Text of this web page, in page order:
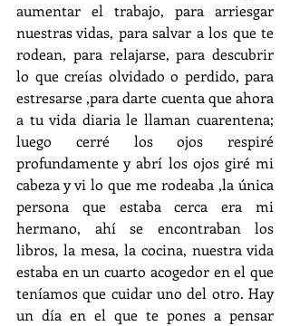
aumentar el trabajo, para arriesgar
nuestras vidas, para salvar a los que te
rodean, para relajarse, para descubrir
lo que creías olvidado o perdido, para
estresarse ,para darte cuenta que ahora
a tu vida diaria le llaman cuarentena;
luego cerré los ojos respiré
profundamente y abrí los ojos giré mi
cabeza y vi lo que me rodeaba ,la única
persona que estaba cerca era mi
hermano, ahí se encontraban los
libros, la mesa, la cocina, nuestra vida
estaba en un cuarto acogedor en el que
teníamos que cuidar uno del otro. Hay
un día en el que te pones a pensar